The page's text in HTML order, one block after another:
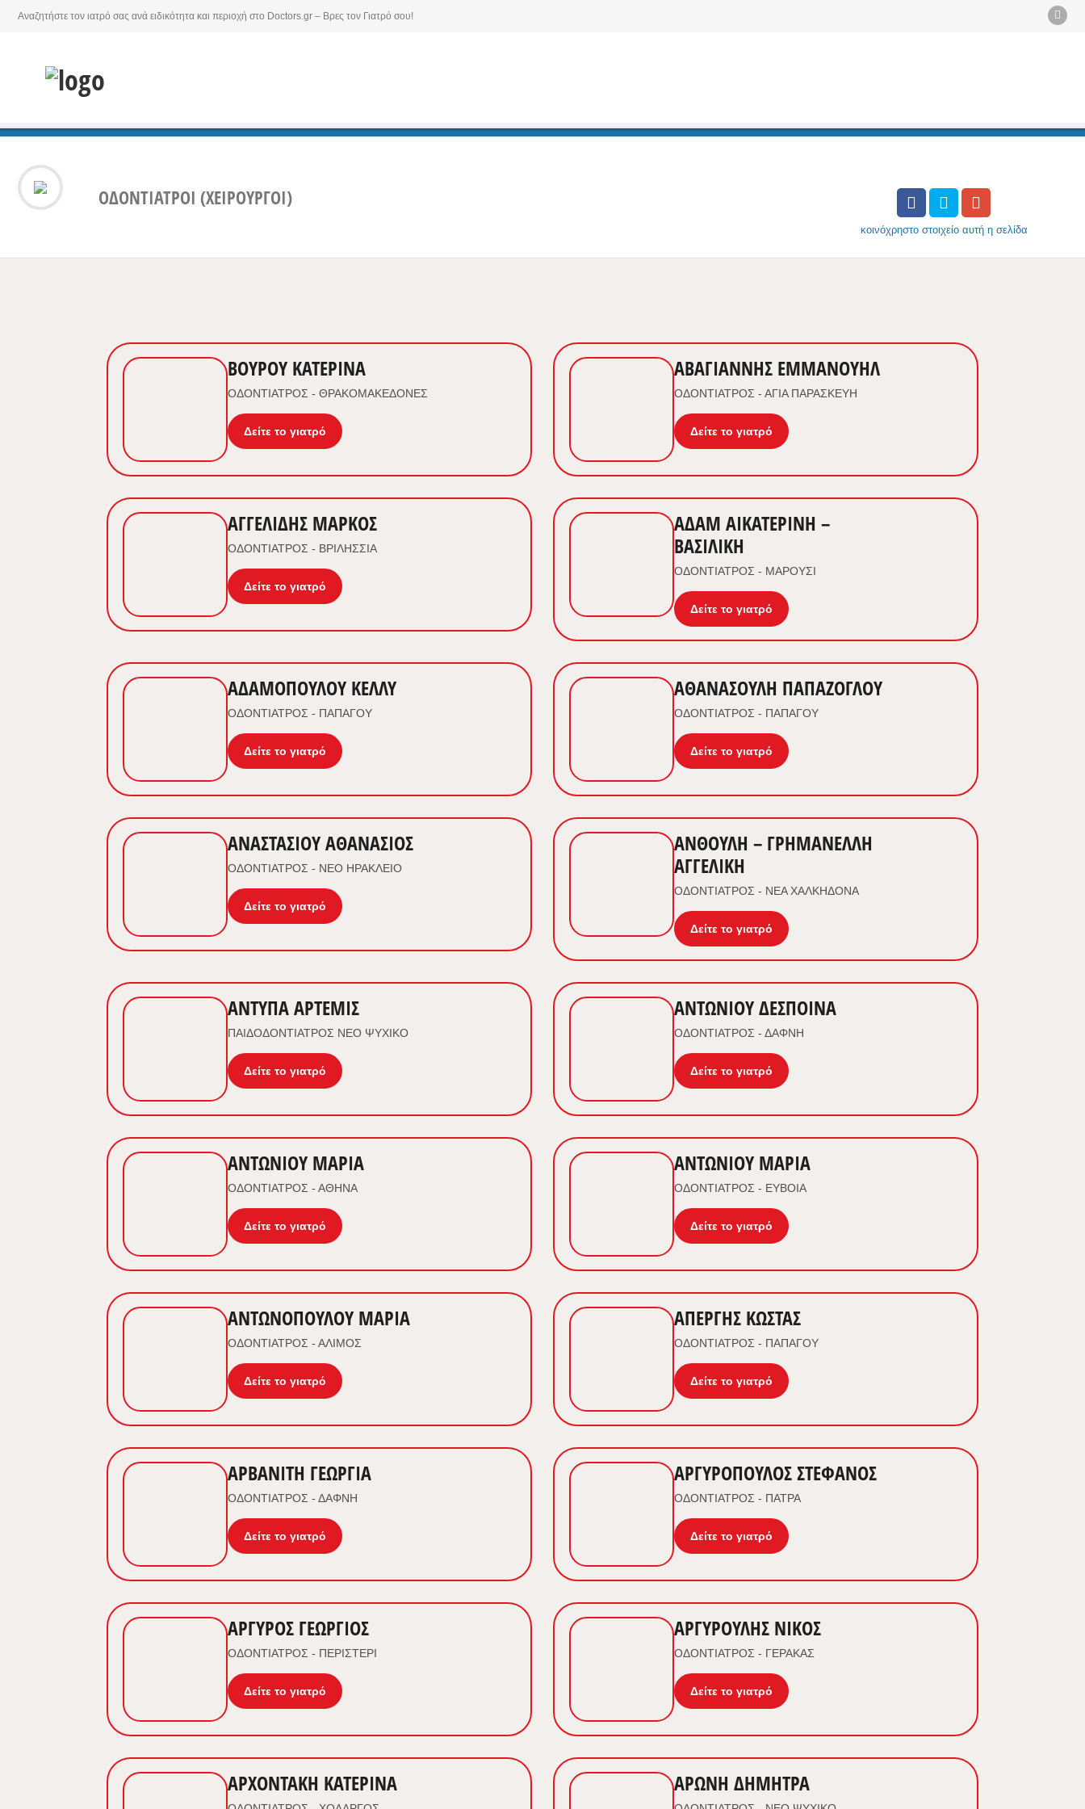
Αναζητήστε τον ιατρό σας ανά ειδικότητα και περιοχή στο Doctors.gr – Βρες τον Γιατρό σου!
ΟΔΟΝΤΙΑΤΡΟΙ (ΧΕΙΡΟΥΡΓΟΙ)
κοινόχρηστο στοιχείο αυτή η σελίδα
BΟΥΡΟΥ ΚΑΤΕΡΙΝΑ
ΟΔΟΝΤΙΑΤΡΟΣ - ΘΡΑΚΟΜΑΚΕΔΟΝΕΣ
Δείτε το γιατρό
ΑΒΑΓΙΑΝΝΗΣ ΕΜΜΑΝΟΥΗΛ
ΟΔΟΝΤΙΑΤΡΟΣ - ΑΓΙΑ ΠΑΡΑΣΚΕΥΗ
Δείτε το γιατρό
ΑΓΓΕΛΙΔΗΣ ΜΑΡΚΟΣ
ΟΔΟΝΤΙΑΤΡΟΣ - ΒΡΙΛΗΣΣΙΑ
Δείτε το γιατρό
ΑΔΑΜ ΑΙΚΑΤΕΡΙΝΗ –
ΒΑΣΙΛΙΚΗ
ΟΔΟΝΤΙΑΤΡΟΣ - ΜΑΡΟΥΣΙ
Δείτε το γιατρό
ΑΔΑΜΟΠΟΥΛΟΥ ΚΕΛΛΥ
ΟΔΟΝΤΙΑΤΡΟΣ - ΠΑΠΑΓΟΥ
Δείτε το γιατρό
ΑΘΑΝΑΣΟΥΛΗ ΠΑΠΑΖΟΓΛΟΥ
ΟΔΟΝΤΙΑΤΡΟΣ - ΠΑΠΑΓΟΥ
Δείτε το γιατρό
ΑΝΑΣΤΑΣΙΟΥ ΑΘΑΝΑΣΙΟΣ
ΟΔΟΝΤΙΑΤΡΟΣ - ΝΕΟ ΗΡΑΚΛΕΙΟ
Δείτε το γιατρό
ΑΝΘΟΥΛΗ – ΓΡΗΜΑΝΕΛΛΗ
ΑΓΓΕΛΙΚΗ
ΟΔΟΝΤΙΑΤΡΟΣ - ΝΕΑ ΧΑΛΚΗΔΟΝΑ
Δείτε το γιατρό
ΑΝΤΥΠΑ ΑΡΤΕΜΙΣ
ΠΑΙΔΟΔΟΝΤΙΑΤΡΟΣ ΝΕΟ ΨΥΧΙΚΟ
Δείτε το γιατρό
ΑΝΤΩΝΙΟΥ ΔΕΣΠΟΙΝΑ
ΟΔΟΝΤΙΑΤΡΟΣ - ΔΑΦΝΗ
Δείτε το γιατρό
ΑΝΤΩΝΙΟΥ ΜΑΡΙΑ
ΟΔΟΝΤΙΑΤΡΟΣ - ΑΘΗΝΑ
Δείτε το γιατρό
ΑΝΤΩΝΙΟΥ ΜΑΡΙΑ
ΟΔΟΝΤΙΑΤΡΟΣ - ΕΥΒΟΙΑ
Δείτε το γιατρό
ΑΝΤΩΝΟΠΟΥΛΟΥ ΜΑΡΙΑ
ΟΔΟΝΤΙΑΤΡΟΣ - ΑΛΙΜΟΣ
Δείτε το γιατρό
ΑΠΕΡΓΗΣ ΚΩΣΤΑΣ
ΟΔΟΝΤΙΑΤΡΟΣ - ΠΑΠΑΓΟΥ
Δείτε το γιατρό
ΑΡΒΑΝΙΤΗ ΓΕΩΡΓΙΑ
ΟΔΟΝΤΙΑΤΡΟΣ - ΔΑΦΝΗ
Δείτε το γιατρό
ΑΡΓΥΡΟΠΟΥΛΟΣ ΣΤΕΦΑΝΟΣ
ΟΔΟΝΤΙΑΤΡΟΣ - ΠΑΤΡΑ
Δείτε το γιατρό
ΑΡΓΥΡΟΣ ΓΕΩΡΓΙΟΣ
ΟΔΟΝΤΙΑΤΡΟΣ - ΠΕΡΙΣΤΕΡΙ
Δείτε το γιατρό
ΑΡΓΥΡΟΥΛΗΣ ΝΙΚΟΣ
ΟΔΟΝΤΙΑΤΡΟΣ - ΓΕΡΑΚΑΣ
Δείτε το γιατρό
ΑΡΧΟΝΤΑΚΗ ΚΑΤΕΡΙΝΑ ΑΡΩΝΗ ΔΗΜΗΤΡΑ